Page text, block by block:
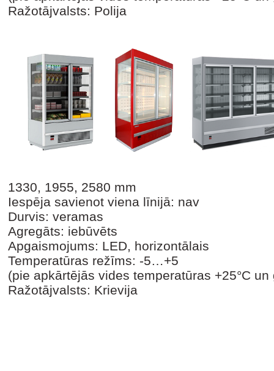
Ražotājvalsts: Polija
1330, 1955, 2580 mm
Iespēja savienot viena līnijā: nav
Durvis: veramas
Agregāts: iebūvēts
Apgaismojums: LED, horizontālais
Temperatūras režīms: -5…+5
(pie apkārtējās vides temperatūras +25°C
Ražotājvalsts: Krievija